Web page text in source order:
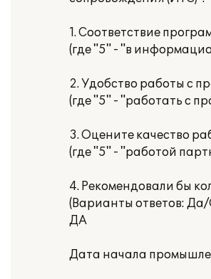
1. Соответствие
(где "5" - "в
2. Удобство работы с
(где "5" - "работать с
3. Оцените качество
(где "5" - "работой
4. Рекомендовали бы
(Варианты ответов:
ДА
Дата начала